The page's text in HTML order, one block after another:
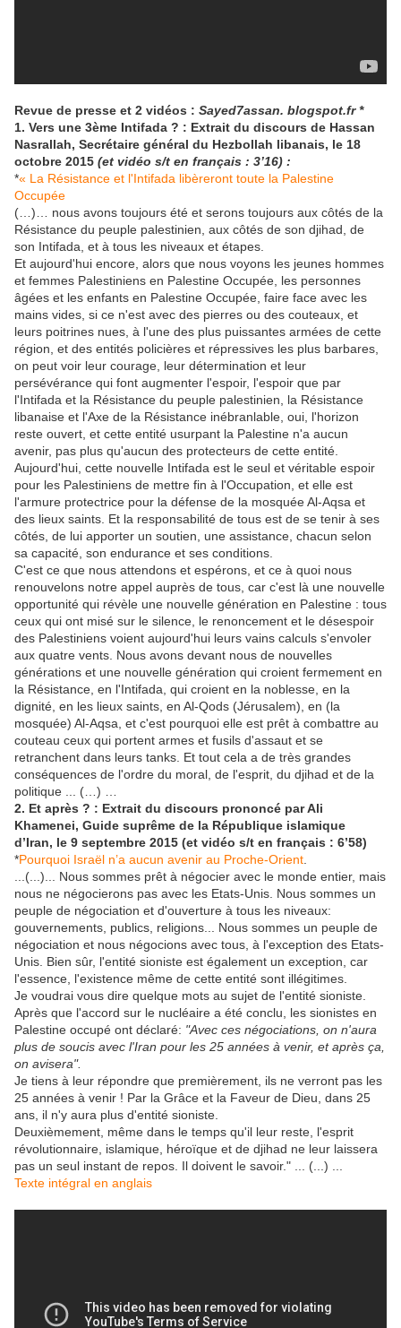
Revue de presse et 2 vidéos : Sayed7assan. blogspot.fr *
1. Vers une 3ème Intifada ? : Extrait du discours de Hassan
Nasrallah, Secrétaire général du Hezbollah libanais, le 18
octobre 2015 (et vidéo s/t en français : 3’16) :
*« La Résistance et l'Intifada libèreront toute la Palestine
Occupée
(…)… nous avons toujours été et serons toujours aux côtés de la
Résistance du peuple palestinien, aux côtés de son djihad, de
son Intifada, et à tous les niveaux et étapes.
Et aujourd'hui encore, alors que nous voyons les jeunes hommes
et femmes Palestiniens en Palestine Occupée, les personnes
âgées et les enfants en Palestine Occupée, faire face avec les
mains vides, si ce n'est avec des pierres ou des couteaux, et
leurs poitrines nues, à l'une des plus puissantes armées de cette
région, et des entités policières et répressives les plus barbares,
on peut voir leur courage, leur détermination et leur
persévérance qui font augmenter l'espoir, l'espoir que par
l'Intifada et la Résistance du peuple palestinien, la Résistance
libanaise et l'Axe de la Résistance inébranlable, oui, l'horizon
reste ouvert, et cette entité usurpant la Palestine n'a aucun
avenir, pas plus qu'aucun des protecteurs de cette entité.
Aujourd'hui, cette nouvelle Intifada est le seul et véritable espoir
pour les Palestiniens de mettre fin à l'Occupation, et elle est
l'armure protectrice pour la défense de la mosquée Al-Aqsa et
des lieux saints. Et la responsabilité de tous est de se tenir à ses
côtés, de lui apporter un soutien, une assistance, chacun selon
sa capacité, son endurance et ses conditions.
C'est ce que nous attendons et espérons, et ce à quoi nous
renouvelons notre appel auprès de tous, car c'est là une nouvelle
opportunité qui révèle une nouvelle génération en Palestine : tous
ceux qui ont misé sur le silence, le renoncement et le désespoir
des Palestiniens voient aujourd'hui leurs vains calculs s'envoler
aux quatre vents. Nous avons devant nous de nouvelles
générations et une nouvelle génération qui croient fermement en
la Résistance, en l'Intifada, qui croient en la noblesse, en la
dignité, en les lieux saints, en Al-Qods (Jérusalem), en (la
mosquée) Al-Aqsa, et c'est pourquoi elle est prêt à combattre au
couteau ceux qui portent armes et fusils d'assaut et se
retranchent dans leurs tanks. Et tout cela a de très grandes
conséquences de l'ordre du moral, de l'esprit, du djihad et de la
politique ... (…) …
2. Et après ? : Extrait du discours prononcé par Ali
Khamenei, Guide suprême de la République islamique
d’Iran, le 9 septembre 2015 (et vidéo s/t en français : 6’58)
*Pourquoi Israël n’a aucun avenir au Proche-Orient
...(...)... Nous sommes prêt à négocier avec le monde entier, mais
nous ne négocierons pas avec les Etats-Unis. Nous sommes un
peuple de négociation et d'ouverture à tous les niveaux:
gouvernements, publics, religions... Nous sommes un peuple de
négociation et nous négocions avec tous, à l'exception des Etats-
Unis. Bien sûr, l'entité sioniste est également un exception, car
l'essence, l'existence même de cette entité sont illégitimes.
Je voudrai vous dire quelque mots au sujet de l'entité sioniste.
Après que l'accord sur le nucléaire a été conclu, les sionistes en
Palestine occupé ont déclaré: "Avec ces négociations, on n'aura
plus de soucis avec l'Iran pour les 25 années à venir, et après ça,
on avisera".
Je tiens à leur répondre que premièrement, ils ne verront pas les
25 années à venir ! Par la Grâce et la Faveur de Dieu, dans 25
ans, il n'y aura plus d'entité sioniste.
Deuxièmement, même dans le temps qu'il leur reste, l'esprit
révolutionnaire, islamique, héroïque et de djihad ne leur laissera
pas un seul instant de repos. Il doivent le savoir." ... (...) ...
Texte intégral en anglais